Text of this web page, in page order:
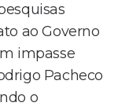
ao Governo
impasse
Pacheco
o